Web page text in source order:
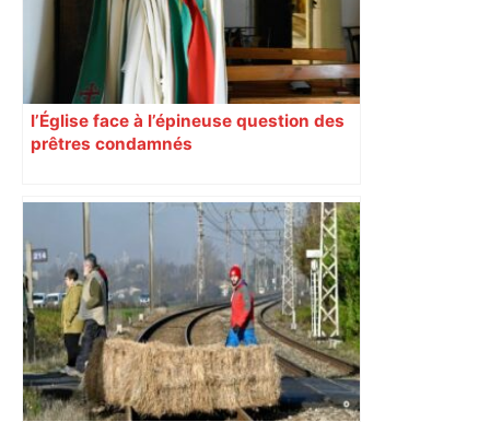
l’Église face à l’épineuse question des
prêtres condamnés